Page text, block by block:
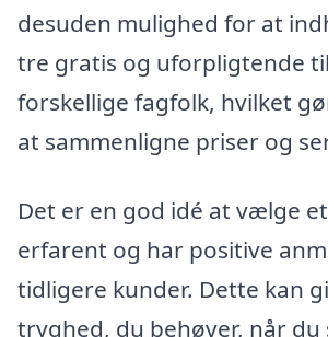
desuden mulighed for at
tre gratis og uforpligtende
forskellige fagfolk, hvilket
at sammenligne priser og
Det er en god idé at vælge
erfarent og har positive
tidligere kunder. Dette kan
tryghed, du behøver, når